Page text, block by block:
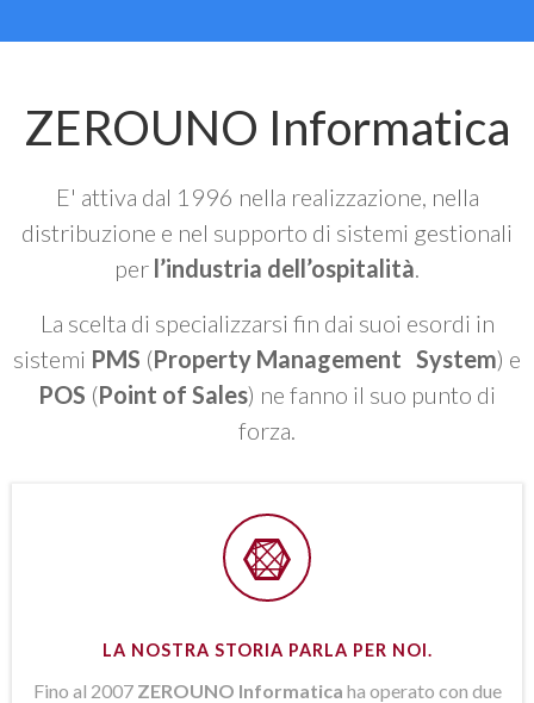
ZEROUNO Informatica
E' attiva dal 1996 nella realizzazione, nella
distribuzione e nel supporto di sistemi gestionali
per l’industria dell’ospitalità
La scelta di specializzarsi fin dai suoi esordi in
sistemi PMS (Property Management System) e
POS (Point of Sales) ne fanno il suo punto di
forza.
LA NOSTRA STORIA PARLA PER NOI.
Fino al 2007 ZEROUNO Informatica ha operato con due